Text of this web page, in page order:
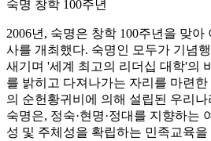
숙명 창학 100주년
2006년, 숙명은 창학 100주년을 맞
사를 개최했다. 숙명인 모두가 기념
새기며 '세계 최고의 리더십 대학'의
를 밝히고 다져나가는 자리를 마련한
의 순헌황귀비에 의해 설립된 우리
숙명은, 정숙·현명·정대를 지향하는
성 및 주체성을 확립하는 민족교육